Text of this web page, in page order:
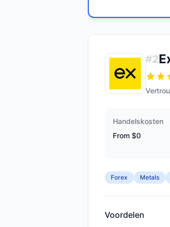
#2
Handelskosten
From $0
Forex Metals
Voordelen